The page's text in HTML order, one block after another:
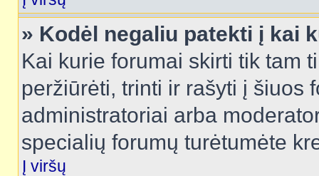
» Kodėl negaliu patekti į kai
Kai kurie forumai skirti tik tam
peržiūrėti, trinti ir rašyti į šiuos
administratoriai arba
specialių forumų turėtumėte
Į viršų